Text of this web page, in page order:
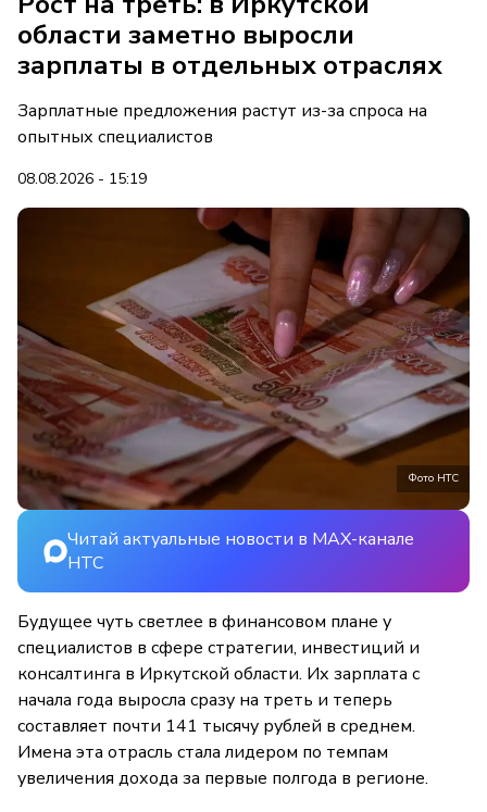
области заметно выросли
зарплаты в отдельных отраслях
Зарплатные предложения растут из-за спроса на
опытных специалистов
08.08.2026 - 15:19
Фото НТС
Читай актуальные новости в MAX-канале
НТС
Будущее чуть светлее в финансовом плане у
специалистов в сфере стратегии, инвестиций и
консалтинга в Иркутской области. Их зарплата с
начала года выросла сразу на треть и теперь
составляет почти 141 тысячу рублей в среднем.
Имена эта отрасль стала лидером по темпам
увеличения дохода за первые полгода в регионе.